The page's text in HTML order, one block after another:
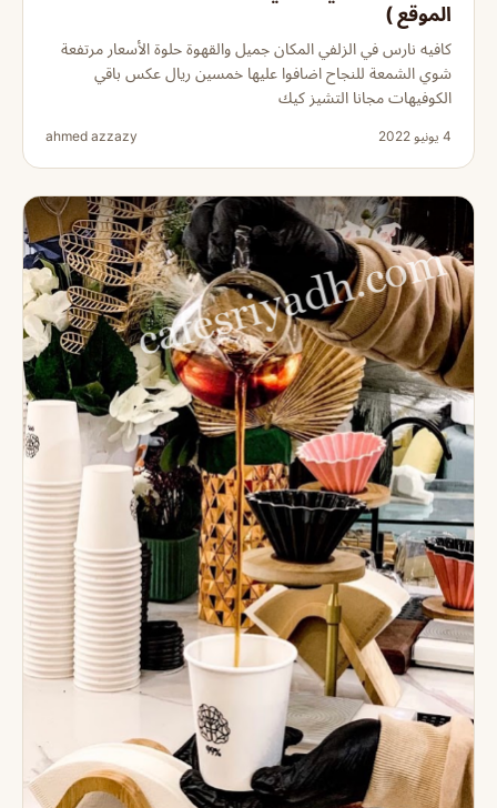
الموقع )
كافيه نارس في الزلفي المكان جميل والقهوة حلوة الأسعار مرتفعة
شوي الشمعة للنجاح اضافوا عليها خمسين ريال عكس باقي
الكوفيهات مجانا التشيز كيك
4 يونيو 2022 ahmed azzazy